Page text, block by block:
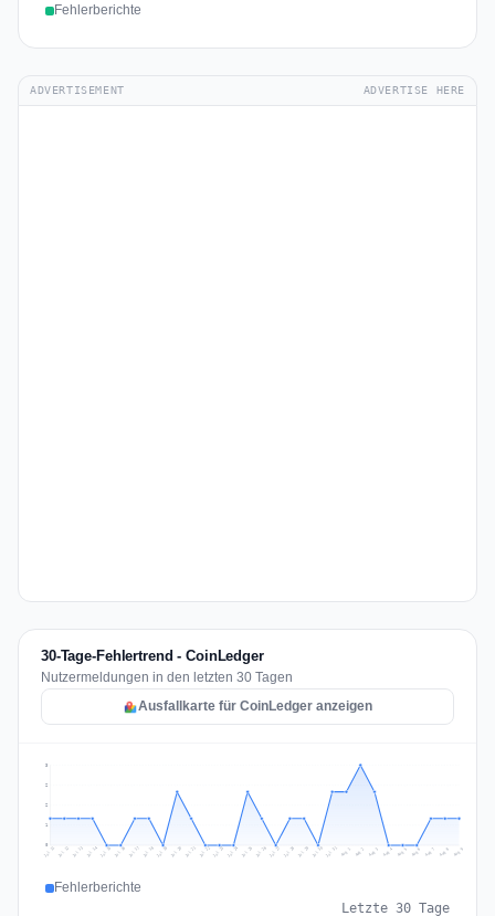
Fehlerberichte
ADVERTISEMENT ADVERTISE HERE
30-Tage-Fehlertrend - CoinLedger
Nutzermeldungen in den letzten 30 Tagen
Ausfallkarte für CoinLedger anzeigen
1
2
2
3
Jul 11 Jul 12 Jul 13 Jul 14 Jul 15 Jul 16 Jul 17 Jul 18 Jul 19 Jul 20 Jul 21 Jul 22 Jul 23 Jul 24 Jul 25 Jul 26 Jul 27 Jul 28 Jul 29 Jul 30 Jul 31 Aug 1 Aug 2 Aug 3 Aug 4 Aug 5 Aug 6 Aug 7 Aug 8 Aug 9
Fehlerberichte
Letzte 30 Tage